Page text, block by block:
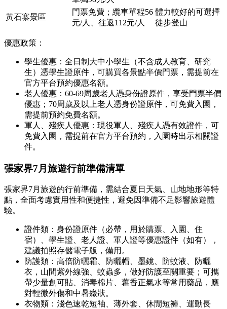
黃石寨景區
門票免費；纜車單程56
元/人、往返112元/人
體力較好的可選擇
徒步登山
優惠政策：
學生優惠：全日制大中小學生（不含成人教育、研究
生）憑學生證原件，可購買各景點半價門票，需提前在
官方平台預約優惠名額。
老人優惠：60-69周歲老人憑身份證原件，享受門票半價
優惠；70周歲及以上老人憑身份證原件，可免費入園，
需提前預約免費名額。
軍人、殘疾人優惠：現役軍人、殘疾人憑有效證件，可
免費入園，需提前在官方平台預約，入園時出示相關證
件。
張家界7月旅遊行前準備清單
張家界7月旅遊的行前準備，需結合夏日天氣、山地地形等特
點，全面考慮實用性和便捷性，避免因準備不足影響旅遊體
驗。
證件類：身份證原件（必帶，用於購票、入園、住
宿）、學生證、老人證、軍人證等優惠證件（如有），
建議拍照存儲電子版，備用。
防護類：高倍防曬霜、防曬帽、墨鏡、防蚊液、防曬
衣，山間紫外線強、蚊蟲多，做好防護至關重要；可攜
帶少量創可貼、消毒棉片、藿香正氣水等常用藥品，應
對輕微外傷和中暑癥狀。
衣物類：淺色速乾短袖、薄外套、休閒短褲、運動長